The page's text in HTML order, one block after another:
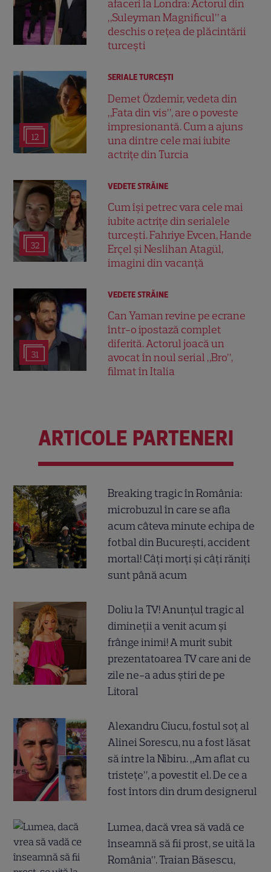
afaceri la Londra: Actorul din
„Suleyman Magnificul” a
deschis o rețea de plăcintării
turcești
12
SERIALE TURCEŞTI
Demet Özdemir, vedeta din
„Fata din vis”, are o poveste
impresionantă. Cum a ajuns
una dintre cele mai iubite
actrițe din Turcia
32
VEDETE STRĂINE
Cum își petrec vara cele mai
iubite actrițe din serialele
turcești. Fahriye Evcen, Hande
Erçel și Neslihan Atagül,
imagini din vacanță
31
VEDETE STRĂINE
Can Yaman revine pe ecrane
într-o ipostază complet
diferită. Actorul joacă un
avocat în noul serial „Bro”,
filmat în Italia
ARTICOLE PARTENERI
Breaking tragic în România:
microbuzul în care se afla
acum câteva minute echipa de
fotbal din București, accident
mortal! Câți morți și câți răniți
sunt până acum
Doliu la TV! Anunțul tragic al
dimineții a venit acum și
frânge inimi! A murit subit
prezentatoarea TV care ani de
zile ne-a adus știri de pe
Litoral
Alexandru Ciucu, fostul soț al
Alinei Sorescu, nu a fost lăsat
să intre la Nibiru. „Am aflat cu
tristețe”, a povestit el. De ce a
fost întors din drum designerul
Lumea, dacă vrea să vadă ce
înseamnă să fii prost, se uită la
România”. Traian Băsescu,